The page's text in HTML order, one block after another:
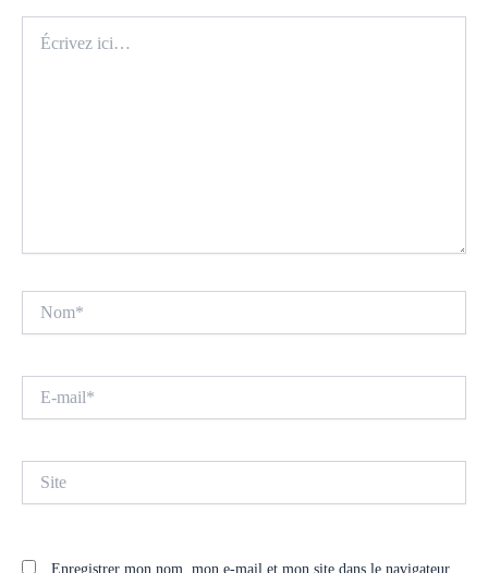
ici…
mail*
Enregistrer mon nom, mon e-mail et mon site dans le navigateur